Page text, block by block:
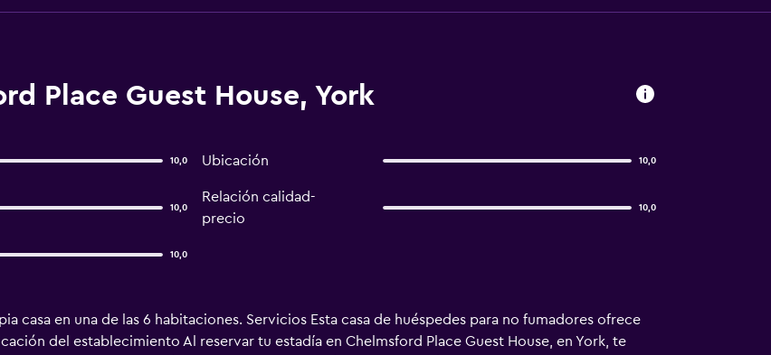
Place Guest House, York
10,0 Ubicación 10,0
10,0
Relación calidad-
precio
10,0
10,0
casa en una de las 6 habitaciones. Servicios Esta casa de huéspedes para no fumadores ofrece
del establecimiento Al reservar tu estadía en Chelmsford Place Guest House, en York, te